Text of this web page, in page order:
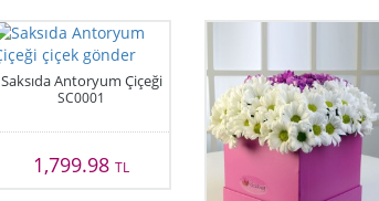
Saksıda Antoryum Çiçeği
SC0001
1,799.98TL